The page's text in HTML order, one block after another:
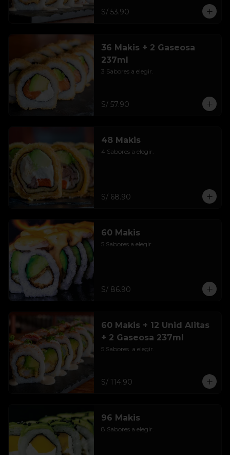
S/ 53.90
36 Makis + 2 Gaseosa
237ml
3 Sabores a elegir.
S/ 57.90
48 Makis
4 Sabores a elegir.
S/ 68.90
60 Makis
5 Sabores a elegir.
S/ 86.90
60 Makis + 12 Unid Alitas
+ 2 Gaseosa 237ml
5 Sabores  a elegir.
S/ 114.90
96 Makis
8 Sabores a elegir.